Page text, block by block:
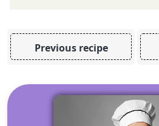
Previous recipe